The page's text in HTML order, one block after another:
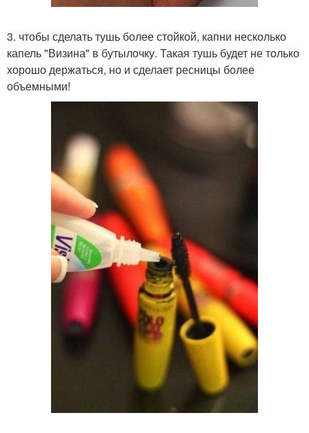
3. чтобы сделать тушь более стойкой, капни несколько
капель "Визина" в бутылочку. Такая тушь будет не только
хорошо держаться, но и сделает ресницы более
объемными!